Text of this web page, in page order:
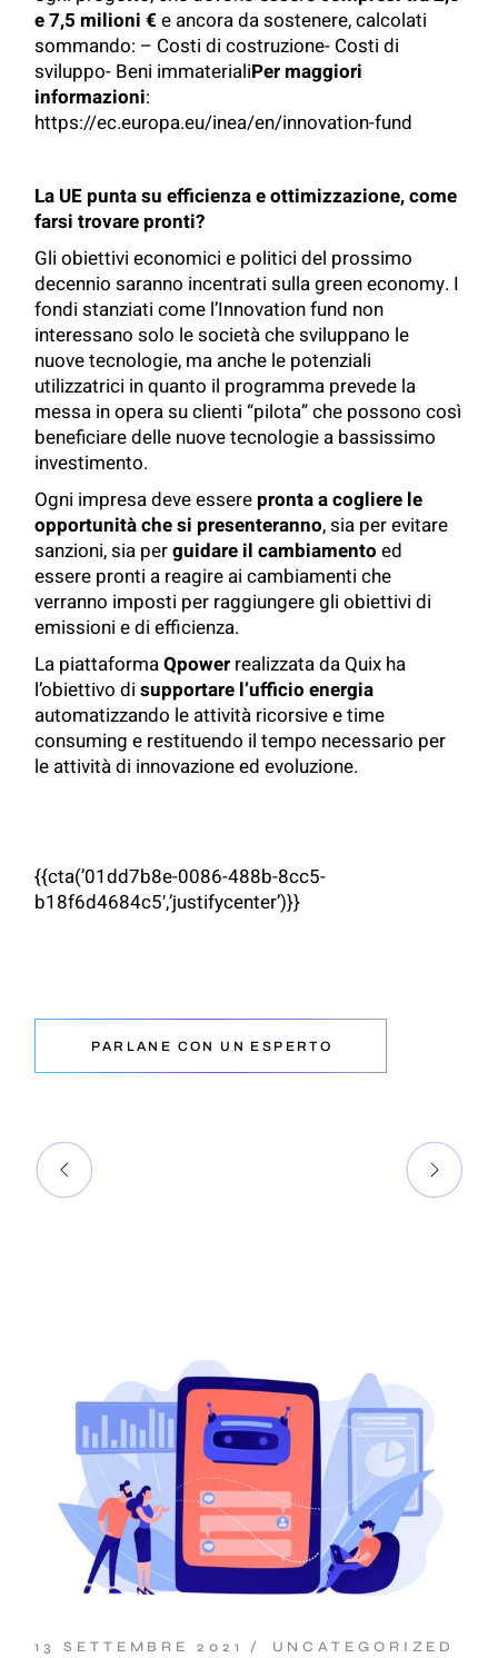
e 7,5 milioni € e ancora da sostenere, calcolati
sommando: – Costi di costruzione- Costi di
sviluppo- Beni immaterialiPer maggiori
informazioni:
https://ec.europa.eu/inea/en/innovation-fund
La UE punta su efficienza e ottimizzazione, come
farsi trovare pronti?
Gli obiettivi economici e politici del prossimo
decennio saranno incentrati sulla green economy. I
fondi stanziati come l’Innovation fund non
interessano solo le società che sviluppano le
nuove tecnologie, ma anche le potenziali
utilizzatrici in quanto il programma prevede la
messa in opera su clienti “pilota” che possono così
beneficiare delle nuove tecnologie a bassissimo
investimento.
Ogni impresa deve essere pronta a cogliere le
opportunità che si presenteranno, sia per evitare
sanzioni, sia perguidare il cambiamento ed
essere pronti a reagire ai cambiamenti che
verranno imposti per raggiungere gli obiettivi di
emissioni e di efficienza.
La piattaformaQpower realizzata da Quix ha
l’obiettivo disupportare l’ufficio energia
automatizzando le attività ricorsive e time
consuming e restituendo il tempo necessario per
le attività di innovazione ed evoluzione.
{{cta(’01dd7b8e-0086-488b-8cc5-
b18f6d4684c5′,’justifycenter’)}}
PARLANE CON UN ESPERTO
13 SETTEMBRE 2021 UNCATEGORIZED